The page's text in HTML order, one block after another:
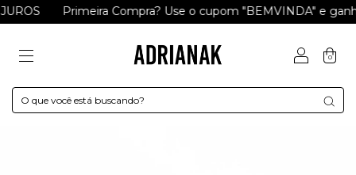
Primeira Compra? Use o cupom "BEMVINDA" e ganhe R$ 15
0